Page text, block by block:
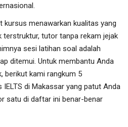
kursus menawarkan kualitas yang
terstruktur, tutor tanpa rekam jejak
sesi latihan soal adalah
ditemui. Untuk membantu Anda
berikut kami rangkum 5
di Makassar yang patut Anda
satu di daftar ini benar-benar